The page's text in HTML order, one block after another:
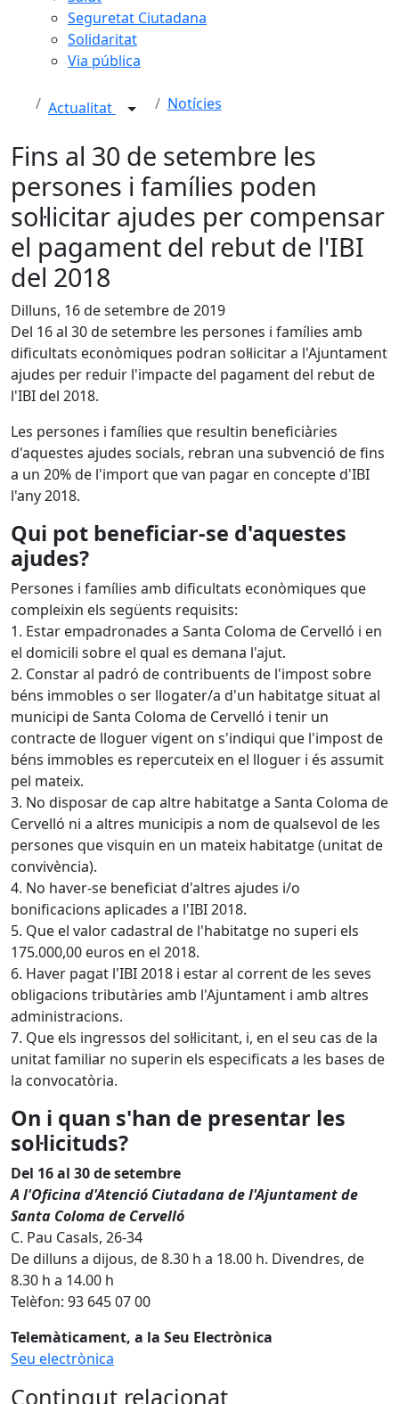
Seguretat Ciutadana
Solidaritat
Via pública
Actualitat Notícies
Fins al 30 de setembre les
persones i famílies poden
sol·licitar ajudes per compensar
el pagament del rebut de l'IBI
del 2018
Dilluns, 16 de setembre de 2019
Del 16 al 30 de setembre les persones i famílies amb
dificultats econòmiques podran sol·licitar a l'Ajuntament
ajudes per reduir l'impacte del pagament del rebut de
l'IBI del 2018.
Les persones i famílies que resultin beneficiàries
d'aquestes ajudes socials, rebran una subvenció de fins
a un 20% de l'import que van pagar en concepte d'IBI
l'any 2018.
Qui pot beneficiar-se d'aquestes
ajudes?
Persones i famílies amb dificultats econòmiques que
compleixin els següents requisits:
1. Estar empadronades a Santa Coloma de Cervelló i en
el domicili sobre el qual es demana l'ajut.
2. Constar al padró de contribuents de l'impost sobre
béns immobles o ser llogater/a d'un habitatge situat al
municipi de Santa Coloma de Cervelló i tenir un
contracte de lloguer vigent on s'indiqui que l'impost de
béns immobles es repercuteix en el lloguer i és assumit
pel mateix.
3. No disposar de cap altre habitatge a Santa Coloma de
Cervelló ni a altres municipis a nom de qualsevol de les
persones que visquin en un mateix habitatge (unitat de
convivència).
4. No haver-se beneficiat d'altres ajudes i/o
bonificacions aplicades a l'IBI 2018.
5. Que el valor cadastral de l'habitatge no superi els
175.000,00 euros en el 2018.
6. Haver pagat l'IBI 2018 i estar al corrent de les seves
obligacions tributàries amb l'Ajuntament i amb altres
administracions.
7. Que els ingressos del sol·licitant, i, en el seu cas de la
unitat familiar no superin els especificats a les bases de
la convocatòria.
On i quan s'han de presentar les
sol·licituds?
Del 16 al 30 de setembre
A l'Oficina d'Atenció Ciutadana de l'Ajuntament de
Santa Coloma de Cervelló
C. Pau Casals, 26-34
De dilluns a dijous, de 8.30 h a 18.00 h. Divendres, de
8.30 h a 14.00 h
Telèfon: 93 645 07 00
Telemàticament, a la Seu Electrònica
Seu electrònica
Contingut relacionat